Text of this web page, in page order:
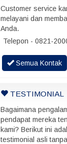
Customer service
melayani dan
Anda.
Telepon - 0821-
Semua Kontak
TESTIMONIAL
Bagaimana
pendapat mereka
kami? Berikut ini
testimonial asli tanpa